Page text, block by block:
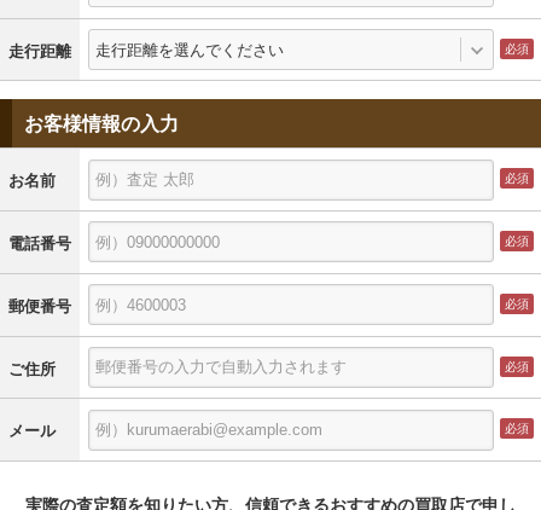
走行距離 走行距離を選んでください
お客様情報の入力
お名前
電話番号
郵便番号
ご住所
メール
実際の査定額を知りたい方、信頼できるおすすめの買取店で申し